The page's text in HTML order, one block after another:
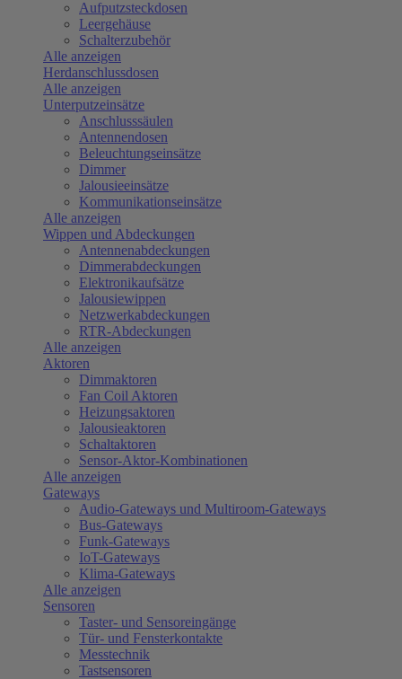
Aufputzsteckdosen
Leergehäuse
Schalterzubehör
Alle anzeigen
Herdanschlussdosen
Alle anzeigen
Unterputzeinsätze
Anschlusssäulen
Antennendosen
Beleuchtungseinsätze
Dimmer
Jalousieeinsätze
Kommunikationseinsätze
Alle anzeigen
Wippen und Abdeckungen
Antennenabdeckungen
Dimmerabdeckungen
Elektronikaufsätze
Jalousiewippen
Netzwerkabdeckungen
RTR-Abdeckungen
Alle anzeigen
Aktoren
Dimmaktoren
Fan Coil Aktoren
Heizungsaktoren
Jalousieaktoren
Schaltaktoren
Sensor-Aktor-Kombinationen
Alle anzeigen
Gateways
Audio-Gateways und Multiroom-Gateways
Bus-Gateways
Funk-Gateways
IoT-Gateways
Klima-Gateways
Alle anzeigen
Sensoren
Taster- und Sensoreingänge
Tür- und Fensterkontakte
Messtechnik
Tastsensoren